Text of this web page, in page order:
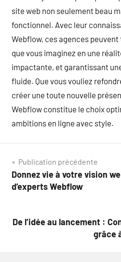
site web non seulement beau
fonctionnel. Avec leur
Webflow, ces agences
que vous imaginez en une
impactante, et garantissant
fluide. Que vous vouliez
créer une toute nouvelle
Webflow constitue le choix
ambitions en ligne avec style.
Navigation
de
Publication précédente
Donnez vie à votre vision
d’experts Webflow
De l’idée au lancement :
grâce